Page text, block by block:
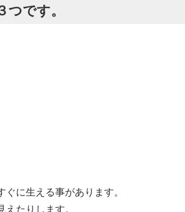
です。
に生える事があります。
たりします。